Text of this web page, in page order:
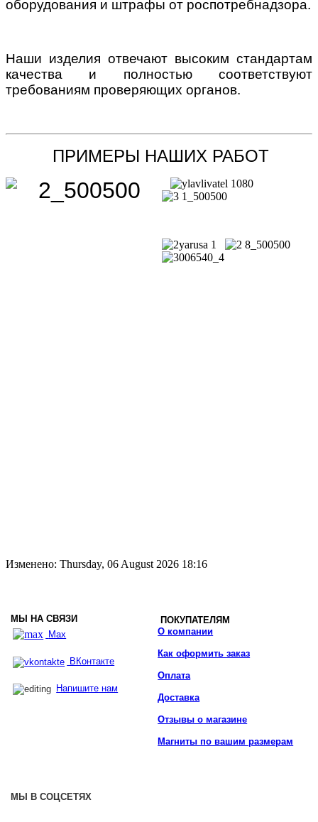
оборудования и штрафы от роспотребнадзора.
Наши изделия отвечают высоким стандартам
качества и полностью соответствуют
требованиям проверяющих органов.
ПРИМЕРЫ НАШИХ РАБОТ
Изменено: Thursday, 06 August 2026 18:16
МЫ НА СВЯЗИ
ПОКУПАТЕЛЯМ
Max
ВКонтакте
Напишите нам
О компании
Как оформить заказ
Оплата
Доставка
Отзывы о магазине
Магниты по вашим размерам
МЫ В СОЦСЕТЯХ